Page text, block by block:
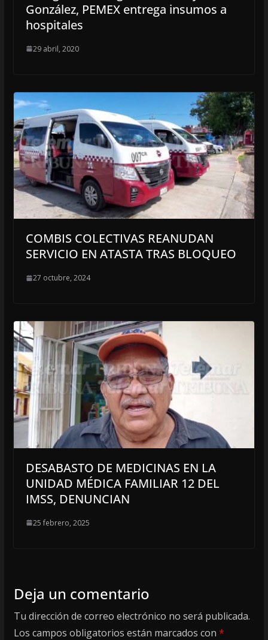
González, PEMEX entrega insumos a
hospitales
29 abril, 2020
COMBIS COLECTIVAS REANUDAN
SERVICIO EN ATASTA TRAS BLOQUEO
27 octubre, 2024
DESABASTO DE MEDICINAS EN LA
UNIDAD MÉDICA FAMILIAR 12 DEL
IMSS, DENUNCIAN
25 febrero, 2025
Deja un comentario
Tu dirección de correo electrónico no será publicada.
Los campos obligatorios están marcados con *